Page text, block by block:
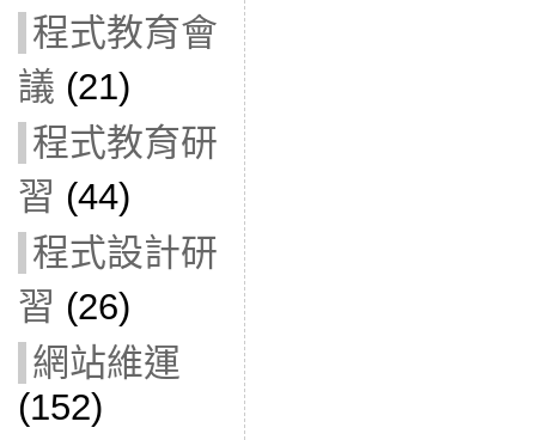
程式教育會
議 (21)
程式教育研
習 (44)
程式設計研
習 (26)
網站維運
(152)